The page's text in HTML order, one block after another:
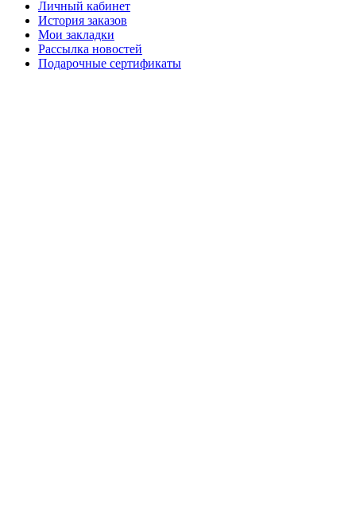
Личный кабинет
История заказов
Мои закладки
Рассылка новостей
Подарочные сертификаты